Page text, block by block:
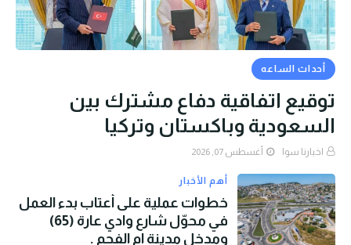
أحداث الساعه
توقيع اتفاقية دفاع مشترك بين
السعودية وباكستان وتركيا
اخبارنا سوا أغسطس 07, 2026
أهم الأخبار
خطوات عملية على أعتاب بدء العمل
في محوّل شارع وادي عارة (65)
ومدخل مدينة ام الفحم .